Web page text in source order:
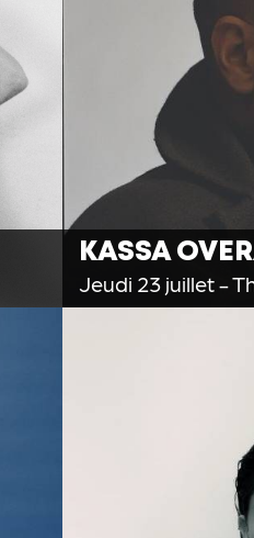
KASSA
Jeudi 23 juillet-